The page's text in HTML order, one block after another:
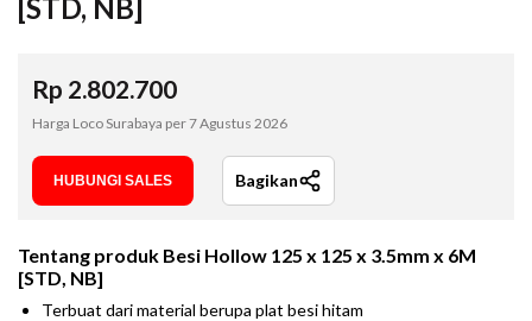
[STD, NB]
Rp 2.802.700
Harga Loco Surabaya per7 Agustus 2026
HUBUNGI SALES Bagikan
Tentang produk Besi Hollow 125 x 125 x 3.5mm x 6M
[STD, NB]
Terbuat dari material berupa plat besi hitam